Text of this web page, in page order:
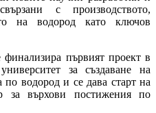
с производството,
на водород като ключов
първият проект в
за създаване на
по водород и се дава старт на
за върхови постижения по